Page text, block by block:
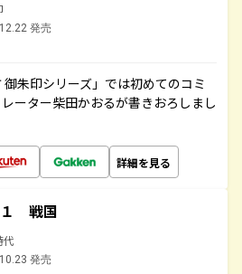
発売
朱印シリーズ」では初めてのコミ
ーター柴田かおるが書きおろしまし
詳細を見る
１ 戦国
代
発売